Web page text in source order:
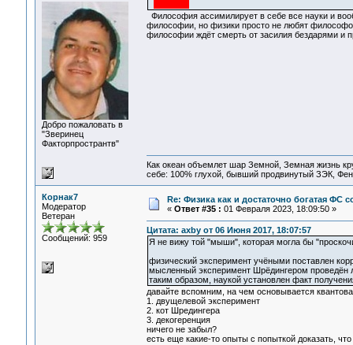
Добро пожаловать в
"Зверинец
Факторпространтв"
Философия ассимилирует в себе все науки и
философии, но физики просто не любят
философии ждёт смерть от засилия бездарями и
Как океан объемлет шар Земной, Земная жизнь
себе: 100% глухой, бывший продвинутый ЗЭК,
Корнак7
Модератор
Ветеран
Сообщений: 959
Re: Физика как и достаточно богатая ФС
« Ответ #35 : 01 Февраля 2023, 18:09:50 »
Цитата: axby от 06 Июня 2017, 18:07:57
Я не вижу той "мыши", которая могла бы
физический эксперимент учёными поставлен
мысленный эксперимент Шрёдингером проведён
таким образом, наукой установлен факт
давайте вспомним, на чем основывается
1. двущелевой эксперимент
2. кот Шредингера
3. декогеренция
ничего не забыл?
есть еще какие-то опыты с попыткой доказать,